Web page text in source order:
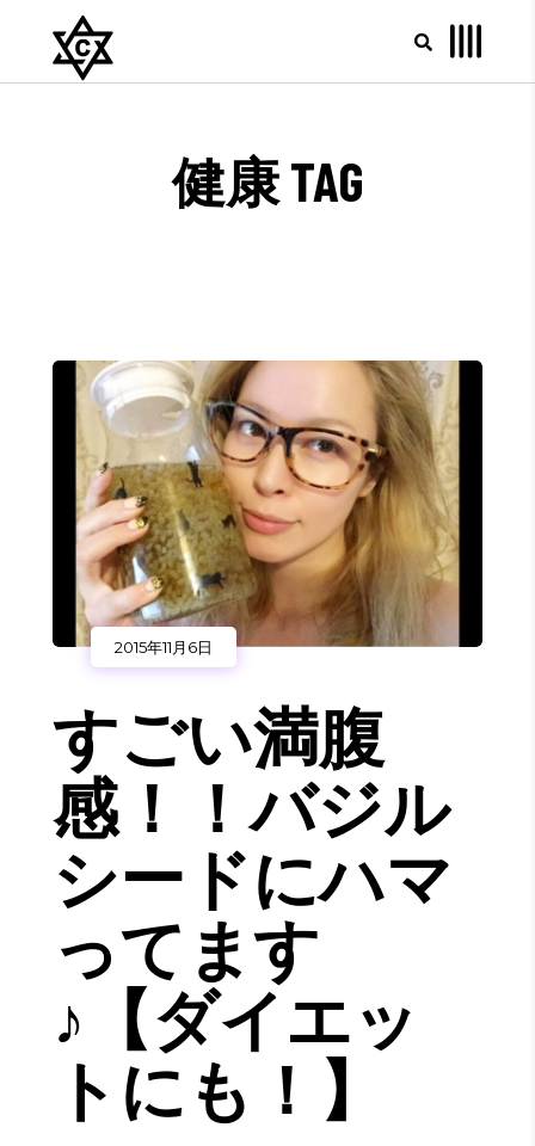
健康 TAG
2015年11月6日
すごい満腹
感！！バジル
シードにハマ
ってます
♪【ダイエッ
トにも！】